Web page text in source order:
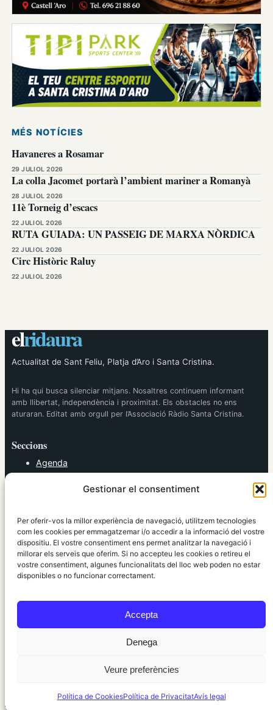
Gestionar el consentiment
Per oferir-vos la millor experiència de navegació, utilitzem tecnologies
com les cookies per emmagatzemar i/o accedir a la informació del vostre
dispositiu. El vostre consentiment ens permet analitzar la navegació i
millorar els serveis que oferim. Si no accepteu les cookies o retireu el
vostre consentiment, algunes funcionalitats del lloc web poden no estar
disponibles o no funcionar correctament.
Accepta
Denega
Veure preferències
Política de CookiesPolítica de PrivacitatAvís legal
MÉS NOTÍCIES
Havaneres a Rosamar
29 JULIOL 2026
La colla Jacomet portarà l’ambient mariner a Romanyà
28 JULIOL 2026
11è Torneig d’escacs
22 JULIOL 2026
RUTA GUIADA: UN PASSEIG DE MARXA NÒRDICA
22 JULIOL 2026
Circ Històric Raluy
22 JULIOL 2026
elridaura
Actualitat de Sant Feliu, Platja d’Aro i Santa Cristina.
Hi ha qui busca silenciar mitjans. Nosaltres continuem informant
amb llibertat, independència i proximitat. Els obstacles no ens
aturaran. Editat amb orgull per l’Associació Ràdio Santa Cristina.
Seccions
Agenda
Cultura
Política
Societat
Tendències
elRidaura.com
Informació local, clara i propera ·Accés administració